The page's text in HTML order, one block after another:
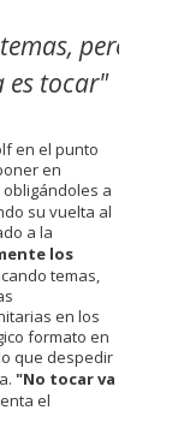
pero
es tocar"
en el punto
en
a
su vuelta al
a la
los
temas,
en los
formato en
que despedir
"No tocar va
el